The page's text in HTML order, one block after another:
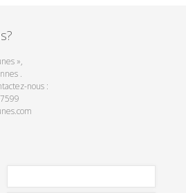
»,
.
nous :